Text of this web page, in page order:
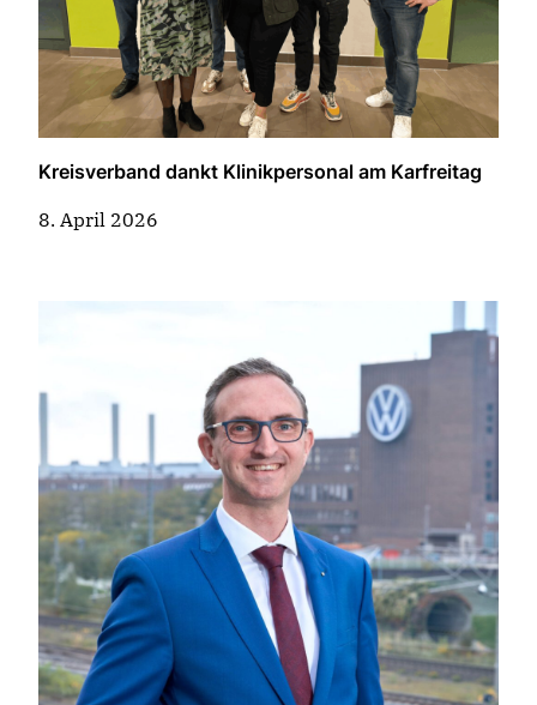
Kreisverband dankt Klinikpersonal am Karfreitag
8. April 2026